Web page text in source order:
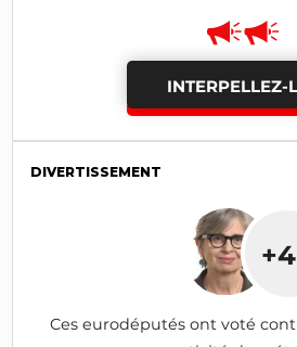
INTERPELLEZ-
DIVERTISSEMENT
Ces eurodéputés ont voté